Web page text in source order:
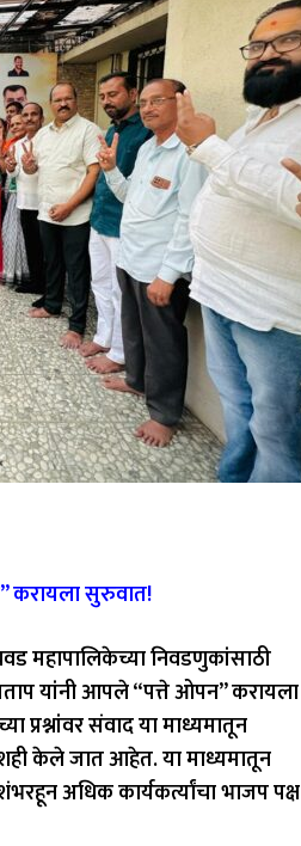
करायला सुरुवात!
महापालिकेच्या निवडणुकांसाठी
यांनी आपले “पत्ते ओपन” करायला
संवाद या माध्यमातून
केले जात आहेत. या माध्यमातून
अधिक कार्यकर्त्यांचा भाजप पक्ष